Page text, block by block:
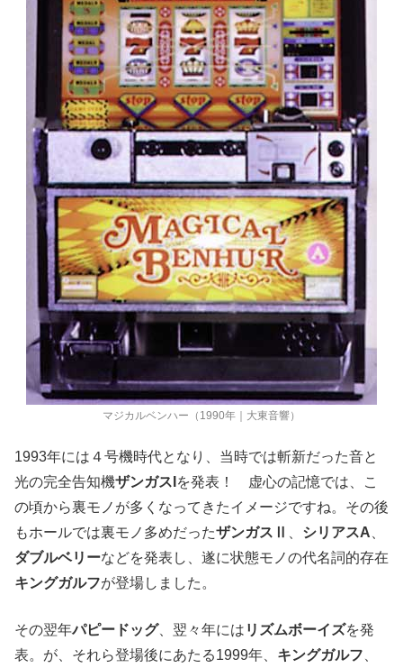
マジカルベンハー（1990年｜大東音響）
1993年には４号機時代となり、当時では斬新だった音と
光の完全告知機ザンガス を発表！ 虚心の記憶では、こ
の頃から裏モノが多くなってきたイメージですね。その後
もホールでは裏モノ多めだったザンガス シリアスA
ダブルベリーなどを発表し、遂に状態モノの代名詞的存在
キングガルフが登場しました。
その翌年パピードッグ、翌々年には リズムボーイズを発
表。が、それら登場後にあたる1999年、 キングガルフ